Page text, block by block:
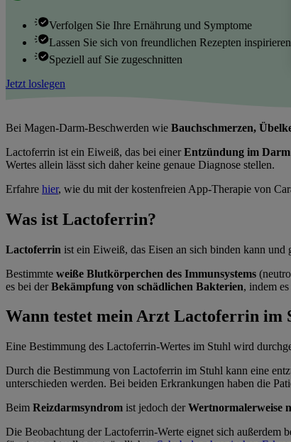
Verfolgen Sie Ihre Ernährung und Symptome
Lassen Sie sich von freundlichen Rezepten inspirieren
Speziell auf Sie zugeschnitten
Jetzt loslegen
Bei Magen-Darm-Beschwerden wie Bauchschmerzen,
Lactoferrin ist ein Eiweiß, das bei einerEntzündung im Darm
Wertes allein lässt sich daher keine genaue Diagnose stellen.
Erfahre hier, wie du mit der kostenfreien App-Therapie von
Was ist Lactoferrin?
Lactoferrin ist ein Eiweiß, das Eisen an sich binden kann
Bestimmte weiße Blutkörperchen des Immunsystems
es bei derBekämpfung von schädlichen Bakterien, indem
Wann testet mein Arzt Lactoferrin im
Eine Bestimmung des Lactoferrin-Wertes im Stuhl wird
Durch die Bestimmung von Lactoferrin im Stuhl kann eine
unterschieden werden. Bei beiden Erkrankungen haben die
Beim Reizdarmsyndrom ist jedoch derWertnormalerweise
Die Beobachtung der Lactoferrin-Werte eignet sich außerdem